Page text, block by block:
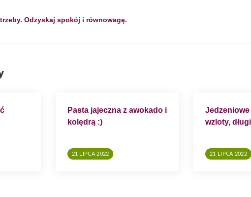
Odzyskaj spokój i równowagę.
Pasta jajeczna z awokado i
kolędrą :)
21 LIPCA 2022
wzloty,
21 LIPCA 2022